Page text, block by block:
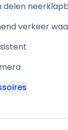
delen
verkeer